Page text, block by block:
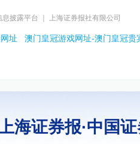
披露平台 ｜ 上海证券报社有限公司
址 澳门皇冠游戏网址-澳门皇冠贵
海证券报·中国